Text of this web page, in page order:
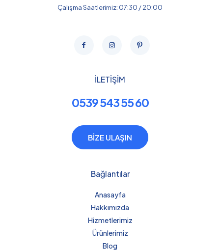
Çalışma Saatlerimiz: 07:30 / 20:00
İLETİŞİM
0539 543 55 60
BİZE ULAŞIN
Bağlantılar
Anasayfa
Hakkımızda
Hizmetlerimiz
Ürünlerimiz
Blog